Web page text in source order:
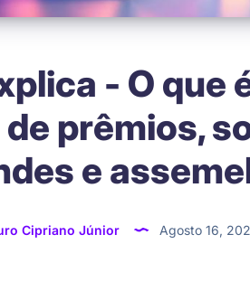
- O que
prêmios,
e
Cipriano Júnior Agosto 16,